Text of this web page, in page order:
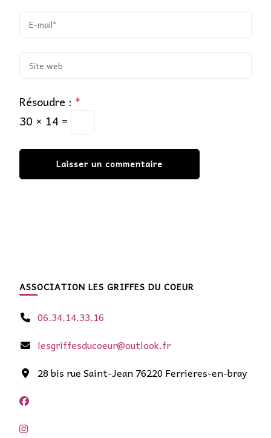
Résoudre : *
30 × 14 =
ASSOCIATION LES GRIFFES DU COEUR
06.34.14.33.16
lesgriffesducoeur@outlook.fr
28 bis rue Saint-Jean 76220 Ferrieres-en-bray